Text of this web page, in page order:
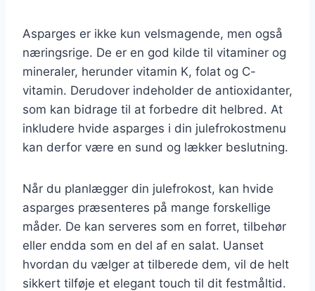
Asparges er ikke kun velsmagende, men også
næringsrige. De er en god kilde til vitaminer og
mineraler, herunder vitamin K, folat og C-
vitamin. Derudover indeholder de antioxidanter,
som kan bidrage til at forbedre dit helbred. At
inkludere hvide asparges i din julefrokostmenu
kan derfor være en sund og lækker beslutning.
Når du planlægger din julefrokost, kan hvide
asparges præsenteres på mange forskellige
måder. De kan serveres som en forret, tilbehør
eller endda som en del af en salat. Uanset
hvordan du vælger at tilberede dem, vil de helt
sikkert tilføje et elegant touch til dit festmåltid.